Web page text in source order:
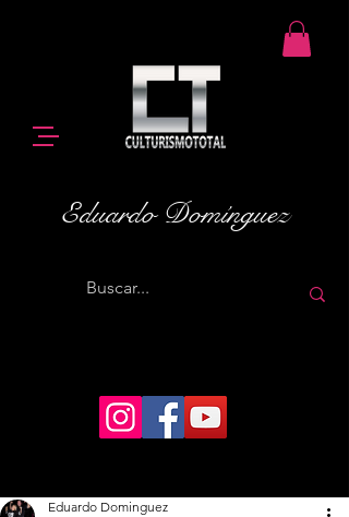
Eduardo Domínguez
Eduardo Dominguez